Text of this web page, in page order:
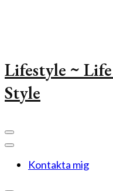
Lifestyle ~
Style
Kontakta mig